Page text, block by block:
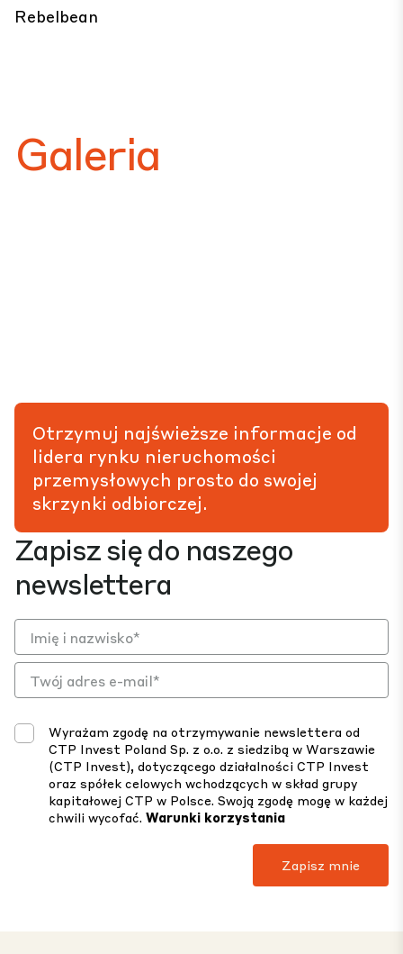
Rebelbean
Galeria
Zapisz się do naszego
newslettera
Wyrażam zgodę na otrzymywanie newslettera od
CTP Invest Poland Sp. z o.o. z siedzibą w Warszawie
(CTP Invest), dotyczącego działalności CTP Invest
oraz spółek celowych wchodzących w skład grupy
kapitałowej CTP w Polsce. Swoją zgodę mogę w każdej
chwili wycofać. Warunki korzystania
Otrzymuj najświeższe informacje od
lidera rynku nieruchomości
przemysłowych prosto do swojej
skrzynki odbiorczej.